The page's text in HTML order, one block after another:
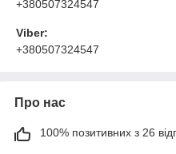
+380507324547
Viber:
+380507324547
Про нас
100% позитивних з 26